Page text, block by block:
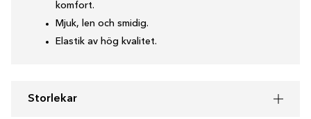
komfort.
Mjuk, len och smidig.
Elastik av hög kvalitet.
Storlekar